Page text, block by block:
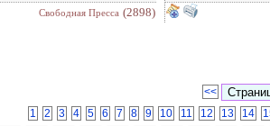
Свободная Пресса (2898)
<<
1
2 3 4 5 6 7 8 9 10 11 12 13 14